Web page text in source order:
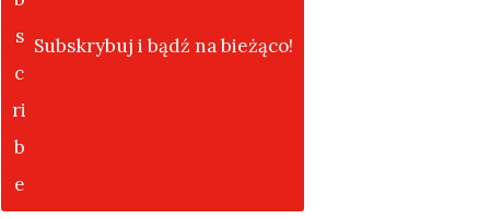
Subskrybuj i bądź na bieżąco!